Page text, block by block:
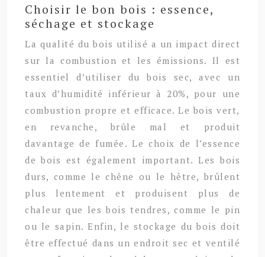
Choisir le bon bois : essence,
séchage et stockage
La qualité du bois utilisé a un impact direct
sur la combustion et les émissions. Il est
essentiel d’utiliser du bois sec, avec un
taux d’humidité inférieur à 20%, pour une
combustion propre et efficace. Le bois vert,
en revanche, brûle mal et produit
davantage de fumée. Le choix de l’essence
de bois est également important. Les bois
durs, comme le chêne ou le hêtre, brûlent
plus lentement et produisent plus de
chaleur que les bois tendres, comme le pin
ou le sapin. Enfin, le stockage du bois doit
être effectué dans un endroit sec et ventilé